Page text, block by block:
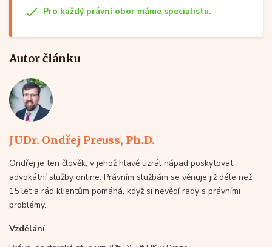
Pro každý právní obor máme specialistu.
Autor článku
JUDr. Ondřej Preuss, Ph.D.
Ondřej je ten člověk, v jehož hlavě uzrál nápad poskytovat
advokátní služby online. Právním službám se věnuje již déle než
15 let a rád klientům pomáhá, když si nevědí rady s právními
problémy.
Vzdělání